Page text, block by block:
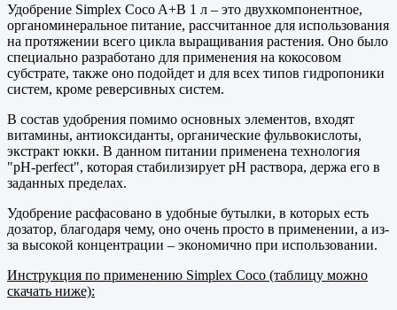
Удобрение Simplex Coco A+B 1 л – это двухкомпонентное,
органоминеральное питание, рассчитанное для использования
на протяжении всего цикла выращивания растения. Оно было
специально разработано для применения на кокосовом
субстрате, также оно подойдет и для всех типов гидропоники
систем, кроме реверсивных систем.
В состав удобрения помимо основных элементов, входят
витамины, антиоксиданты, органические фульвокислоты,
экстракт юкки. В данном питании применена технология
"pH-perfect", которая стабилизирует pH раствора, держа его в
заданных пределах.
Удобрение расфасовано в удобные бутылки, в которых есть
дозатор, благодаря чему, оно очень просто в применении, а из-
за высокой концентрации – экономично при использовании.
Инструкция по применению Simplex Coco (таблицу можно
скачать ниже):